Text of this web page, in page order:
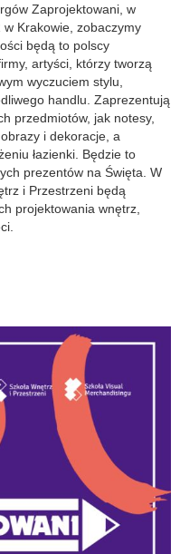
Zaprojektowani, w
Krakowie, zobaczymy
będą to polscy
artyści, którzy tworzą
wyczuciem stylu,
handlu. Zaprezentują
przedmiotów, jak notesy,
i dekoracje, a
łazienki. Będzie to
prezentów na Święta. W
i Przestrzeni będą
projektowania wnętrz,